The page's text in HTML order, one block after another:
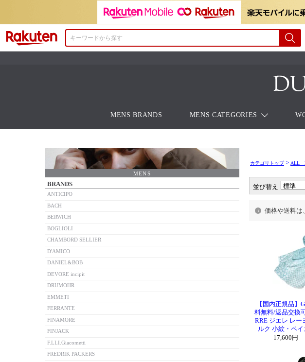
MENS BRANDS MENS CATEGORIES
MENS
BRANDS
ANTICIPO
BACH
BERWICH
BOGLIOLI
CHAMBORD SELLIER
D'AMICO
DANIEL&BOB
DEVORE incipit
DRUMOHR
EMMETI
FERRANTE
FINAMORE
FINJACK
F.LLI.Giacometti
FREDRIK PACKERS
カテゴリトップ> ALL
並び替え
価格や送料は
【国内正規品】
料無料/返品交換
RRE ジエレ レー
ルク 小紋・ペ
17,600円